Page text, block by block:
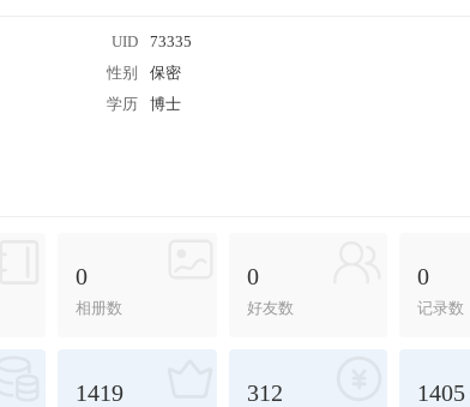
UID
73335
性别
保密
学历 博士
0
相册数
0
好友数
0
记录数
1419 312 1405